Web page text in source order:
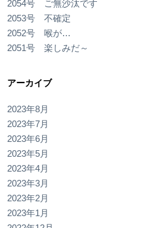
2054号 ご無沙汰です
2053号 不確定
2052号 喉が…
2051号 楽しみだ～
アーカイブ
2023年8月
2023年7月
2023年6月
2023年5月
2023年4月
2023年3月
2023年2月
2023年1月